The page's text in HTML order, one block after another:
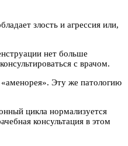
злость и агрессия или,
нет больше
с врачом.
«аменорея». Эту же патологию
цикла нормализуется
консультация в этом